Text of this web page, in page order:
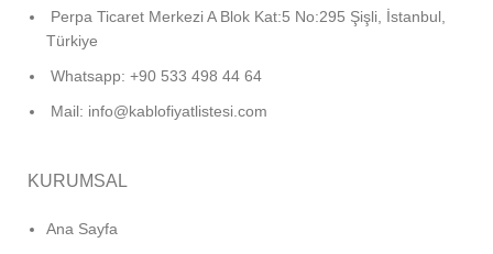
Perpa Ticaret Merkezi A Blok Kat:5 No:295 Şişli, İstanbul,
Türkiye
Whatsapp: +90 533 498 44 64
Mail: info@kablofiyatlistesi.com
KURUMSAL
Ana Sayfa